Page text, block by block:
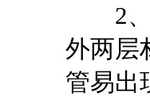
2、
外两层
管易出